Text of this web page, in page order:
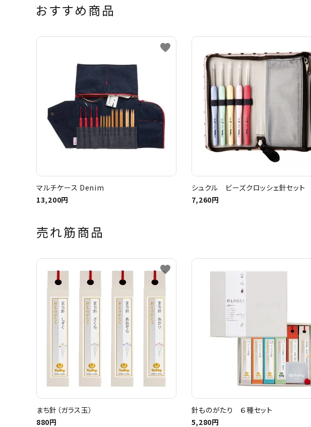
おすすめ商品
マルチケース Denim
13,200円
favorite
シュクル ビーズクロッシェ針セット
7,260円
売れ筋商品
まち針（ガラス玉）
880円
favorite
針ものがたり ６種セット
5,280円